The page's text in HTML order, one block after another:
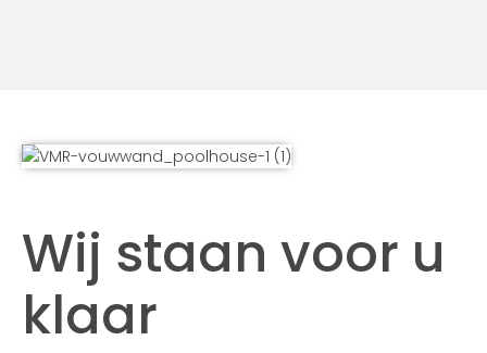
Wij staan voor u
klaar